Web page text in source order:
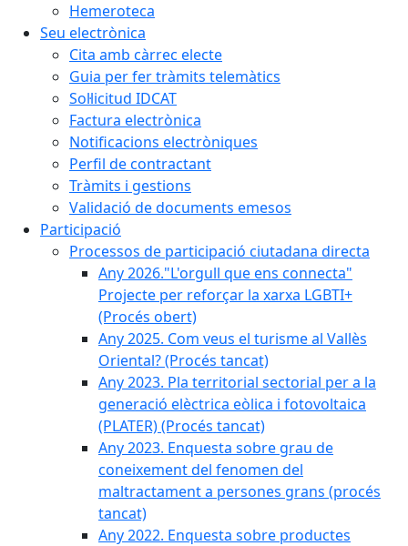
Hemeroteca
Seu electrònica
Cita amb càrrec electe
Guia per fer tràmits telemàtics
Sol·licitud IDCAT
Factura electrònica
Notificacions electròniques
Perfil de contractant
Tràmits i gestions
Validació de documents emesos
Participació
Processos de participació ciutadana directa
Any 2026."L'orgull que ens connecta"
Projecte per reforçar la xarxa LGBTI+
(Procés obert)
Any 2025. Com veus el turisme al Vallès
Oriental? (Procés tancat)
Any 2023. Pla territorial sectorial per a la
generació elèctrica eòlica i fotovoltaica
(PLATER) (Procés tancat)
Any 2023. Enquesta sobre grau de
coneixement del fenomen del
maltractament a persones grans (procés
tancat)
Any 2022. Enquesta sobre productes